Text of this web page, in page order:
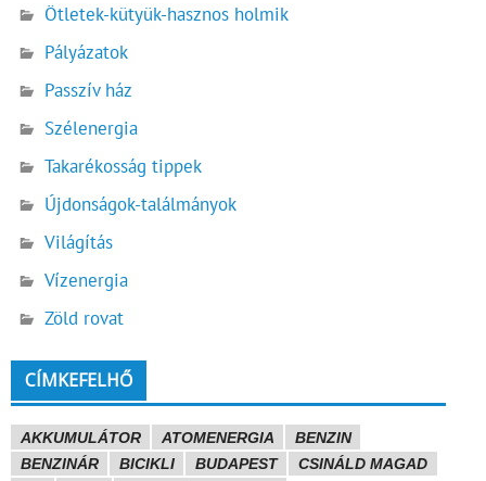
Ötletek-kütyük-hasznos holmik
Pályázatok
Passzív ház
Szélenergia
Takarékosság tippek
Újdonságok-találmányok
Világítás
Vízenergia
Zöld rovat
CÍMKEFELHŐ
AKKUMULÁTOR ATOMENERGIA
BENZIN
BENZINÁR
BICIKLI BUDAPEST CSINÁLD MAGAD